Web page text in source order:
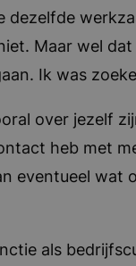
dezelfde
Maar wel
Ik was
over jezelf
heb met
eventueel wat
als